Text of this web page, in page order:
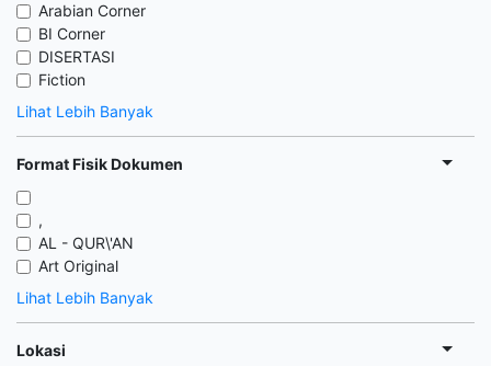
Arabian Corner
BI Corner
DISERTASI
Fiction
Lihat Lebih Banyak
Format Fisik Dokumen
,
AL - QUR\'AN
Art Original
Lihat Lebih Banyak
Lokasi